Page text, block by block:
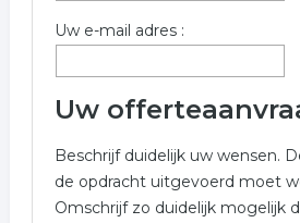
openbaar voorzieningen
Uw e-mail adres :
Uw
Beschrijf duidelijk uw wensen.
de opdracht uitgevoerd moet
Omschrijf zo duidelijk mogelijk